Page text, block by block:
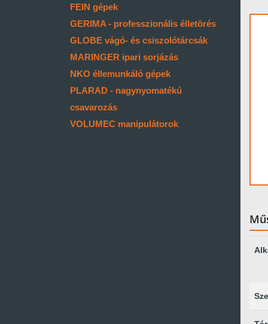
FEIN gépek
GERIMA - professzionális élletörés
GLOBE vágó- és csiszolótárcsák
MARINGER ipari sorjázás
NKO éllemunkáló gépek
PLARAD - nagynyomatékú
csavarozás
VOLUMEC manipulátorok